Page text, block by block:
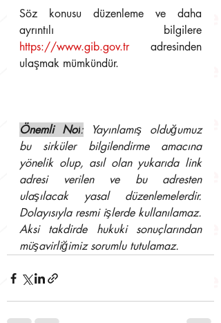
Söz konusu düzenleme ve daha
https://www.gib.gov.tr
   ad
resinden
ulaşmak mümkündür.
Önemli Not: Yayınlamış olduğumuz
bu sirküler bilgilendirme amacına
yönelik olup, asıl olan yukarıda link
adresi verilen ve bu adresten
ulaşılacak yasal düzenlemelerdir.
Dolayısıyla resmi işlerde kullanılamaz.
Aksi takdirde hukuki sonuçlarından
müşavirliğimiz sorumlu tutulamaz.